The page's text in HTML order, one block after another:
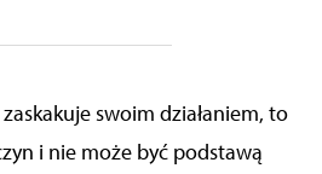
swoim działaniem, to
i nie może być podstawą